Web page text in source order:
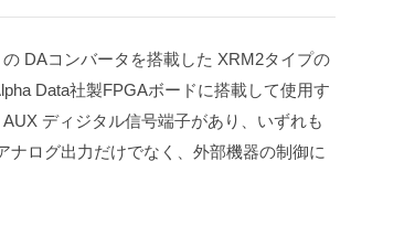
DAコンバータを搭載した XRM2タイプの
Data社製FPGAボードに搭載して使用す
ディジタル信号端子があり、いずれも
ナログ出力だけでなく、外部機器の制御に